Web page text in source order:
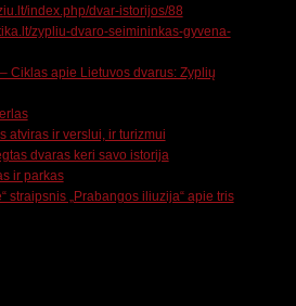
index.php/dvar-istorijos/88
zypliu-dvaro-seimininkas-gyvena-
Ciklas apie Lietuvos dvarus: Zyplių
atviras ir verslui, ir turizmui
dvaras keri savo istorija
ir parkas
straipsnis „Prabangos iliuzija“ apie tris